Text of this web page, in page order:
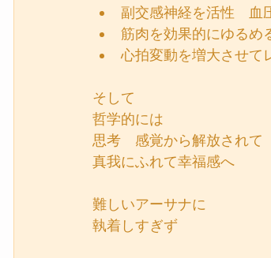
副交感神経を活性　血
筋肉を効果的にゆるめ
心拍変動を増大させて
そして
哲学的には
思考　感覚から解放されて
真我にふれて幸福感へ
難しいアーサナに
執着しすぎず